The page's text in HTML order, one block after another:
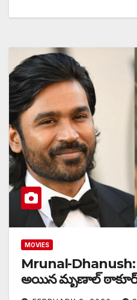
MOVIES
Mrunal-Dhanush:
అయిన మృణాల్